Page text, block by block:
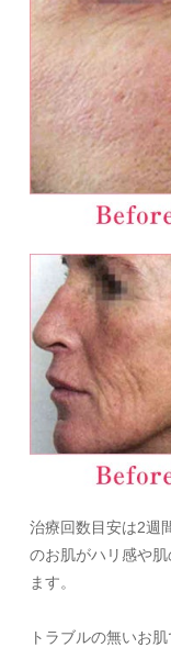
治療回数目安は2週
のお肌がハリ感や
ます。
トラブルの無いお